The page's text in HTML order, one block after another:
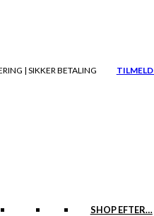
| SIKKER BETALING
SHOP EFTER…